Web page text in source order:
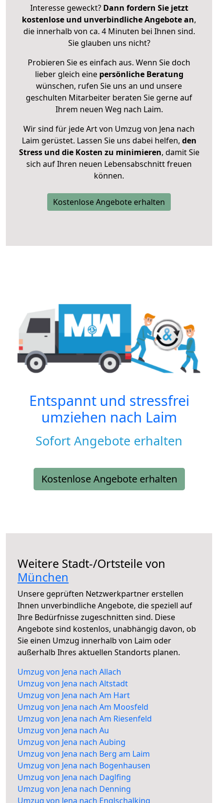
Interesse geweckt? Dann fordern Sie jetzt
kostenlose und unverbindliche Angebote an,
die innerhalb von ca. 4 Minuten bei Ihnen sind.
Sie glauben uns nicht?
Probieren Sie es einfach aus. Wenn Sie doch
lieber gleich eine persönliche Beratung
wünschen, rufen Sie uns an und unsere
geschulten Mitarbeiter beraten Sie gerne auf
Ihrem neuen Weg nach Laim.
Wir sind für jede Art von Umzug von Jena nach
Laim gerüstet. Lassen Sie uns dabei helfen, den
Stress und die Kosten zu minimieren, damit Sie
sich auf Ihren neuen Lebensabschnitt freuen
können.
Kostenlose Angebote erhalten
Entspannt und stressfrei
umziehen nach Laim
Sofort Angebote erhalten
Kostenlose Angebote erhalten
Weitere Stadt-/Ortsteile von
München
Unsere geprüften Netzwerkpartner erstellen
Ihnen unverbindliche Angebote, die speziell auf
Ihre Bedürfnisse zugeschnitten sind. Diese
Angebote sind kostenlos, unabhängig davon, ob
Sie einen Umzug innerhalb von Laim oder
außerhalb Ihres aktuellen Standorts planen.
Umzug von Jena nach Allach
Umzug von Jena nach Altstadt
Umzug von Jena nach Am Hart
Umzug von Jena nach Am Moosfeld
Umzug von Jena nach Am Riesenfeld
Umzug von Jena nach Au
Umzug von Jena nach Aubing
Umzug von Jena nach Berg am Laim
Umzug von Jena nach Bogenhausen
Umzug von Jena nach Daglfing
Umzug von Jena nach Denning
Umzug von Jena nach Englschalking